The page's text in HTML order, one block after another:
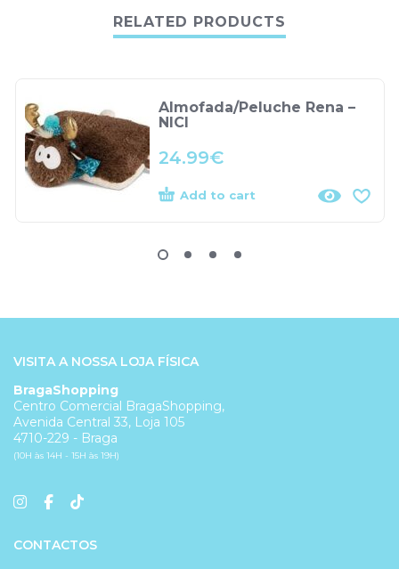
RELATED PRODUCTS
Almofada/Peluche Rena –
NICI
24.99€
Add to cart
VISITA A NOSSA LOJA FÍSICA
BragaShopping
Centro Comercial BragaShopping,
Avenida Central 33, Loja 105
4710-229 - Braga
(10H às 14H - 15H às 19H)
CONTACTOS